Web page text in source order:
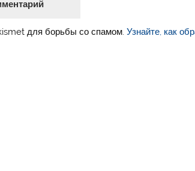
для борьбы со спамом.Узнайте, как